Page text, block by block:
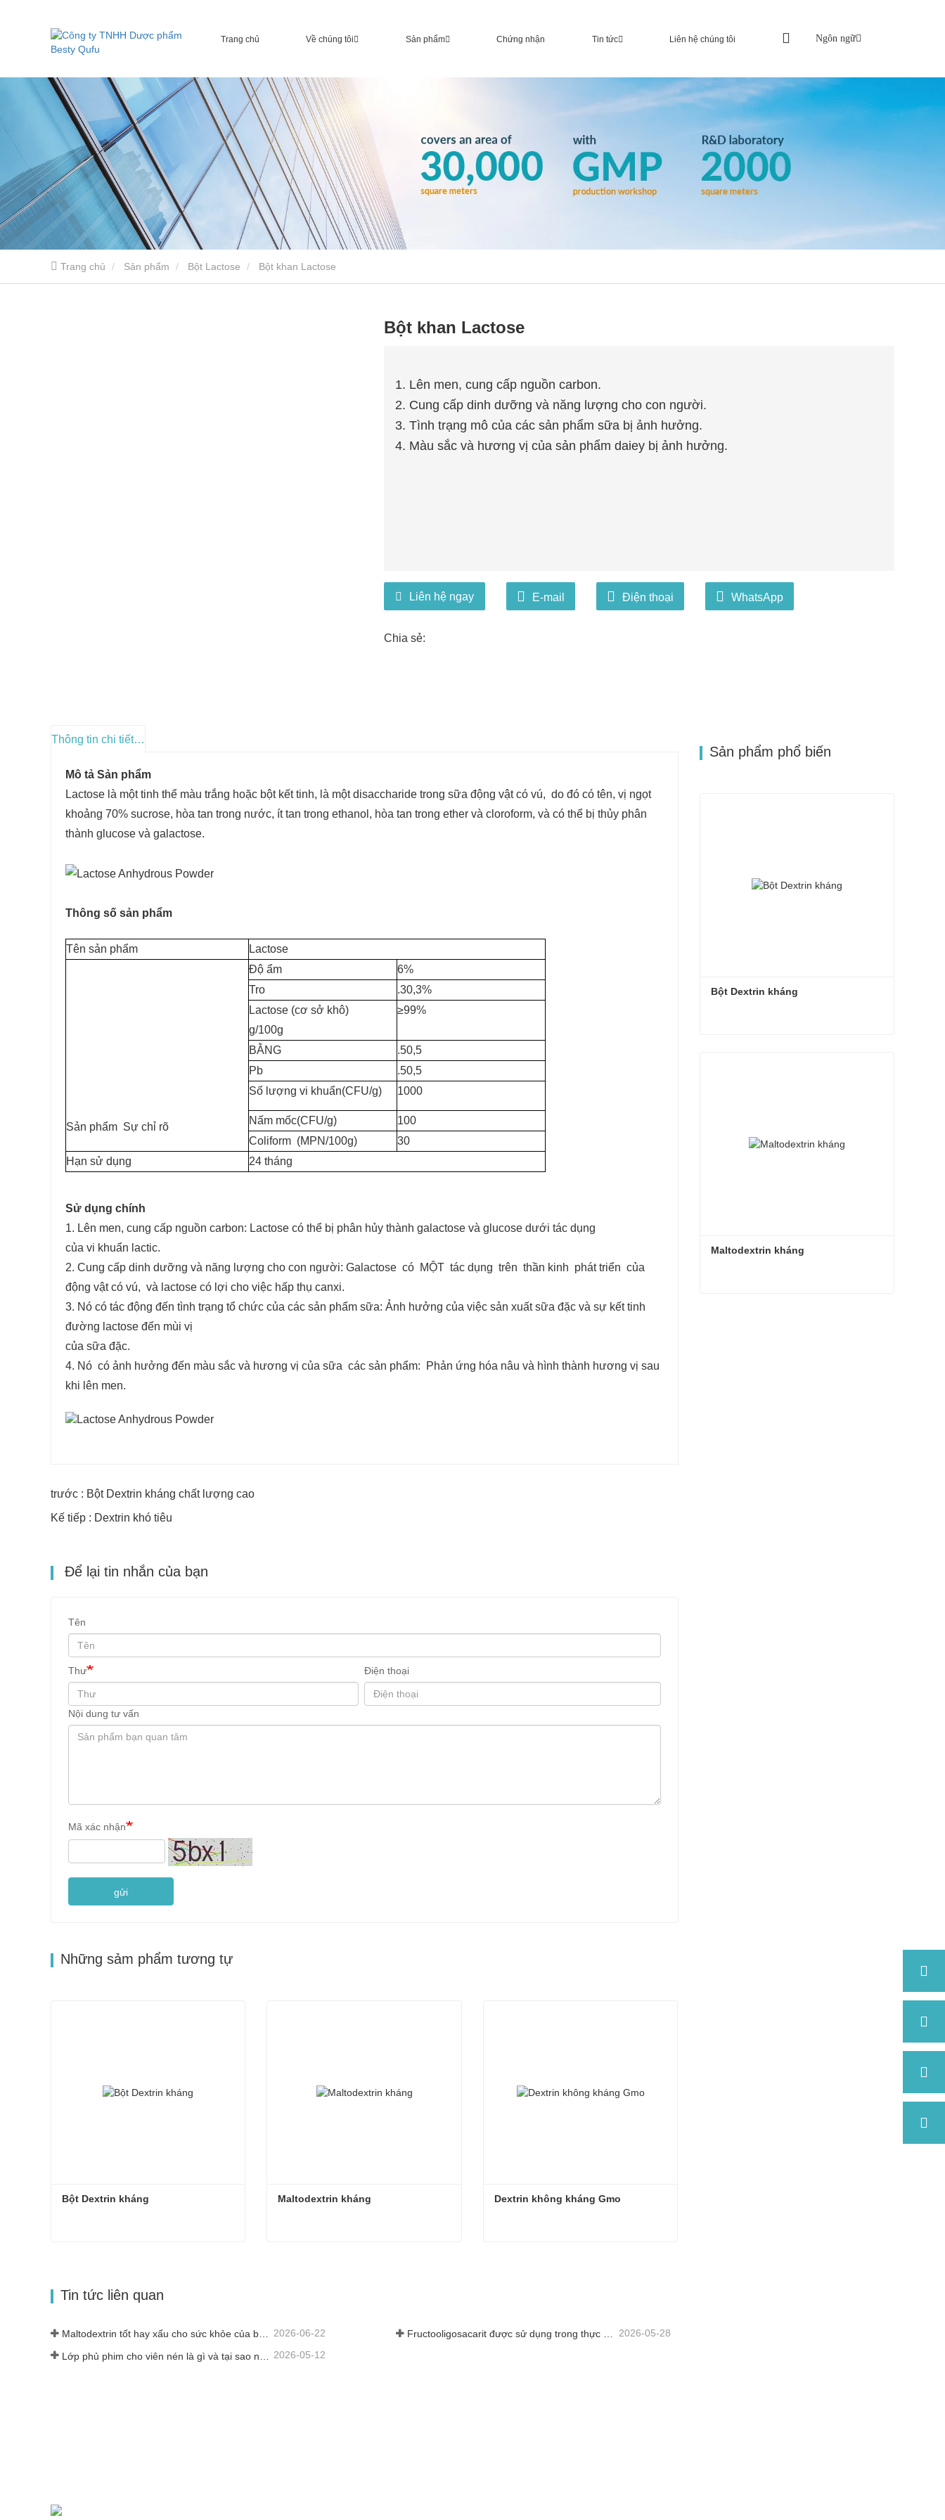
Trang chủ Về chúng tôi Sản phẩm Chứng nhận Tin tức Liên hệ chúng tôi Ngôn ngữ
Trang chủ Sản phẩm Bột Lactose Bột khan Lactose
Bột khan Lactose
1. Lên men, cung cấp nguồn carbon.
2. Cung cấp dinh dưỡng và năng lượng cho con người.
3. Tình trạng mô của các sản phẩm sữa bị ảnh hưởng.
4. Màu sắc và hương vị của sản phẩm daiey bị ảnh hưởng.
Liên hệ ngay E-mail Điện thoại WhatsApp
Chia sẻ:
Thông tin chi tiết sản phẩm
Mô tả Sản phẩm
Lactose là một tinh thể màu trắng hoặc bột kết tinh, là một disaccharide trong sữa động vật có vú, do đó có tên, vị ngọt
khoảng 70% sucrose, hòa tan trong nước, ít tan trong ethanol, hòa tan trong ether và cloroform, và có thể bị thủy phân
thành glucose và galactose.
Thông số sản phẩm
Tên sản phẩm Lactose
Sản phẩm Sự chỉ rõ
Độ ẩm
6%
Tro
.30,3%
Lactose (cơ sở khô)
g/100g
≥99%
BẰNG
.50,5
Pb
.50,5
Số lượng vi khuẩn(CFU/g)
1000
Nấm mốc(CFU/g)
100
Coliform (MPN/100g)
30
Hạn sử dụng
24 tháng
Sử dụng chính
1. Lên men, cung cấp nguồn carbon: Lactose có thể bị phân hủy thành galactose và glucose dưới tác dụng
của vi khuẩn lactic.
2. Cung cấp dinh dưỡng và năng lượng cho con người: Galactose có MỘT tác dụng trên thần kinh phát triển của
động vật có vú, và lactose có lợi cho việc hấp thụ canxi.
3. Nó có tác động đến tình trạng tổ chức của các sản phẩm sữa: Ảnh hưởng của việc sản xuất sữa đặc và sự kết tinh
đường lactose đến mùi vị
của sữa đặc.
4. Nó có ảnh hưởng đến màu sắc và hương vị của sữa các sản phẩm: Phản ứng hóa nâu và hình thành hương vị sau
khi lên men.
trước : Bột Dextrin kháng chất lượng cao
Kế tiếp : Dextrin khó tiêu
Để lại tin nhắn của bạn
Tên
Thư Điện thoại
Nội dung tư vấn
Mã xác nhận
gửi
Những sảm phẩm tương tự
Bột Dextrin kháng Maltodextrin kháng Dextrin không kháng Gmo
Tin tức liên quan
Maltodextrin tốt hay xấu cho sức khỏe của bạn? 2026-06-22 Fructooligosacarit được sử dụng trong thực phẩm và thực phẩm bổ sung là gì? 2026-05-28
2026-05-12
Sản phẩm phổ biến
Bột Dextrin kháng
Maltodextrin kháng